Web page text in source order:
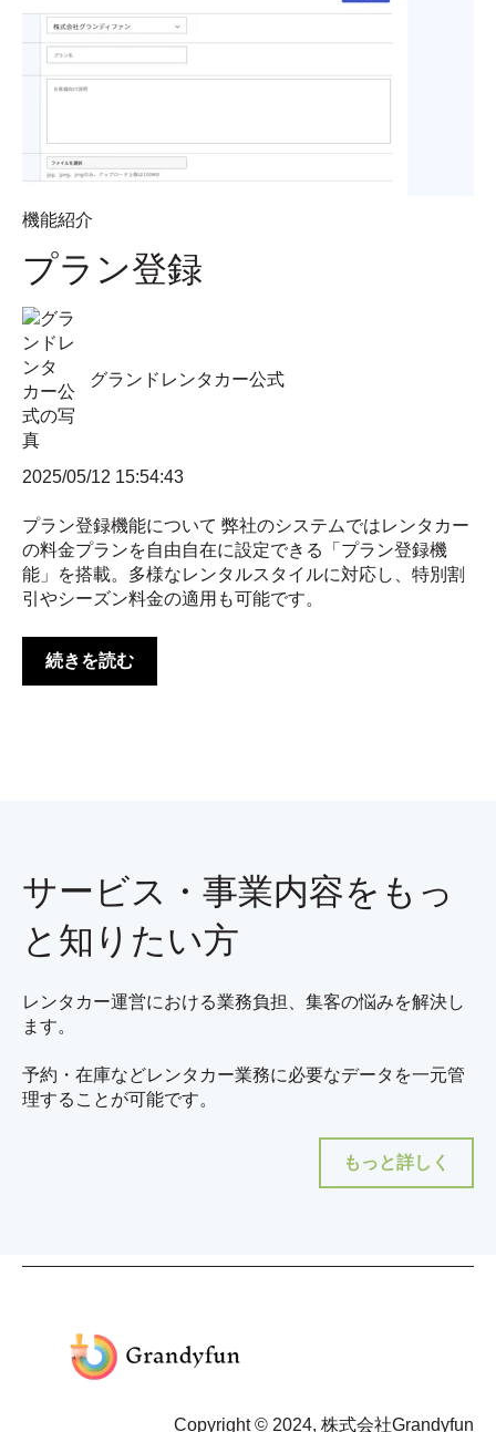
機能紹介
プラン登録
グランドレンタカー公式
2025/05/12 15:54:43
プラン登録機能について 弊社のシステムではレンタカー
の料金プランを自由自在に設定できる「プラン登録機
能」を搭載。多様なレンタルスタイルに対応し、特別割
引やシーズン料金の適用も可能です。
続きを読む
サービス・事業内容をもっ
と知りたい方
レンタカー運営における業務負担、集客の悩みを解決し
ます。
予約・在庫などレンタカー業務に必要なデータを一元管
理することが可能です。
もっと詳しく
Copyright © 2024, 株式会社Grandyfun